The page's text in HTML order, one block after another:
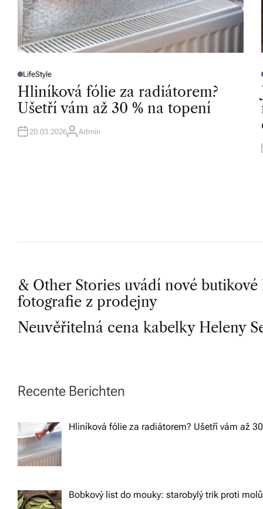
v
z
P
O
T
D
N
LifeStyle
Hliníková fólie za radiátorem?
Ušetří vám až 30 % na topení
20.03.2026A
Admin
T
I
P
o
t
n
a
v
& Other Stories uvádí nové
fotografie z prodejny
Neuvěřitelná cena kabelky Heleny
Recente Berichten
Hliníková fólie za radiátorem? Ušetří vám až
Bobkový list do mouky: starobylý trik proti